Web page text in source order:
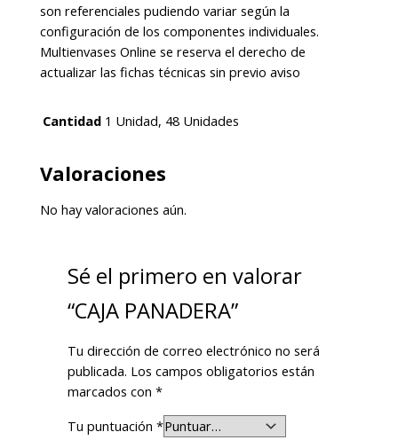
son referenciales pudiendo variar según la
configuración de los componentes individuales.
Multienvases Online se reserva el derecho de
actualizar las fichas técnicas sin previo aviso
Cantidad 1 Unidad, 48 Unidades
Valoraciones
No hay valoraciones aún.
Sé el primero en valorar
“CAJA PANADERA”
Tu dirección de correo electrónico no será
publicada. Los campos obligatorios están
marcados con*
Tu puntuación*